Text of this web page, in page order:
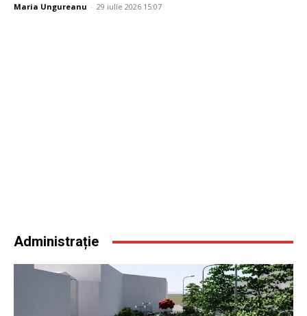
Maria Ungureanu - 29 iulie 2026 15:07
Administrație